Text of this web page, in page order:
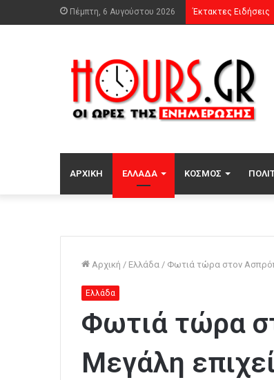
Πέμπτη, 6 Αυγούστου 2026 Έκτακτες Ειδήσεις
ΑΡΧΙΚΉ ΕΛΛΆΔΑ ΚΌΣΜΟΣ
Αρχική / Ελλάδα / Φωτιά τώρα στον
Ελλάδα
Φωτιά τώρα
Μεγάλη